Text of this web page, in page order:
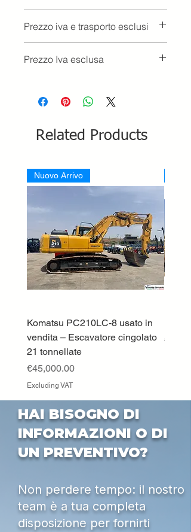
Prezzo iva e trasporto esclusi
Prezzo Iva esclusa
Related Products
Nuovo Arrivo
Komatsu PC210LC-8 usato in
vendita – Escavatore cingolato
21 tonnellate
Price
€45,000.00
Excluding VAT
Price
HAI BISOGNO DI
INFORMAZIONI O DI
UN PREVENTIVO?
Non perdere tempo: il nostro
team è a tua completa
disposizione per fornirti